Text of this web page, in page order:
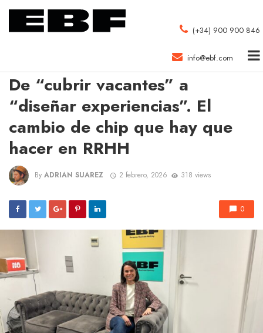
(+34) 900 900 846
info@ebf.com
De “cubrir vacantes” a
“diseñar experiencias”. El
cambio de chip que hay que
hacer en RRHH
By ADRIAN SUAREZ 2 febrero, 2026 318 views
0